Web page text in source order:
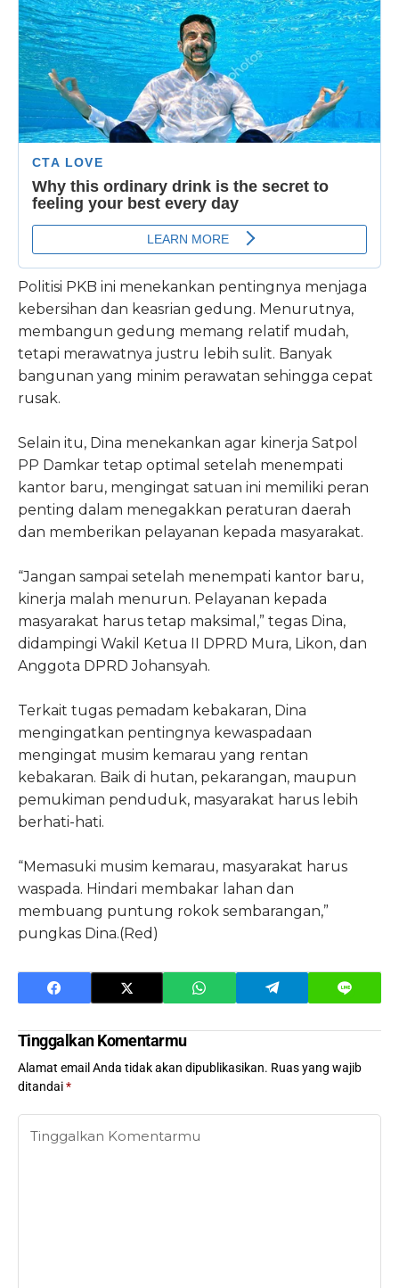
Politisi PKB ini menekankan pentingnya menjaga
kebersihan dan keasrian gedung. Menurutnya,
membangun gedung memang relatif mudah,
tetapi merawatnya justru lebih sulit. Banyak
bangunan yang minim perawatan sehingga cepat
rusak.
Selain itu, Dina menekankan agar kinerja Satpol
PP Damkar tetap optimal setelah menempati
kantor baru, mengingat satuan ini memiliki peran
penting dalam menegakkan peraturan daerah
dan memberikan pelayanan kepada masyarakat.
“Jangan sampai setelah menempati kantor baru,
kinerja malah menurun. Pelayanan kepada
masyarakat harus tetap maksimal,” tegas Dina,
didampingi Wakil Ketua II DPRD Mura, Likon, dan
Anggota DPRD Johansyah.
Terkait tugas pemadam kebakaran, Dina
mengingatkan pentingnya kewaspadaan
mengingat musim kemarau yang rentan
kebakaran. Baik di hutan, pekarangan, maupun
pemukiman penduduk, masyarakat harus lebih
berhati-hati.
“Memasuki musim kemarau, masyarakat harus
waspada. Hindari membakar lahan dan
membuang puntung rokok sembarangan,”
pungkas Dina.(Red)
Tinggalkan Komentarmu
Alamat email Anda tidak akan dipublikasikan. Ruas yang wajib
ditandai*